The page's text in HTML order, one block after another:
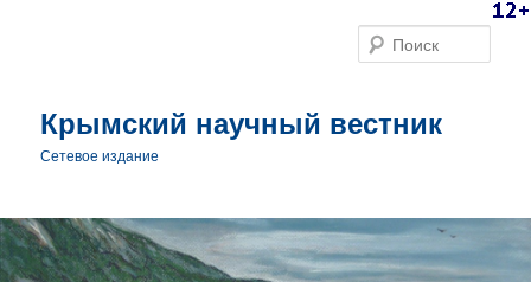
Крымский научный вестник
Сетевое издание